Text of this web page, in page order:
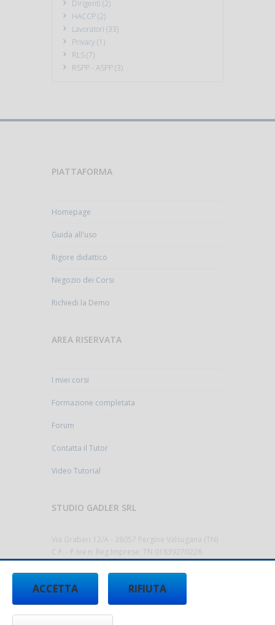
Dirigenti (2)
HACCP (2)
Lavoratori (33)
Privacy (1)
RLS (7)
RSPP - ASPP (3)
PIATTAFORMA
Homepage
Guida all'uso
Rigore didattico
Negozio dei Corsi
Richiedi la Demo
AREA RISERVATA
I miei corsi
Formazione completata
Forum
Contatta il Tutor
Video Tutorial
STUDIO GADLER SRL
Via Graberi 12/A - 38057 Pergine Valsugana (TN)
C.F. - P.Iva n. Reg.Imprese: TN 01839270228
Cap.Sociale 10.000,00€ i.v.
Codice Destinatario T9K4ZHO
RIFIUTA
ACCETTA